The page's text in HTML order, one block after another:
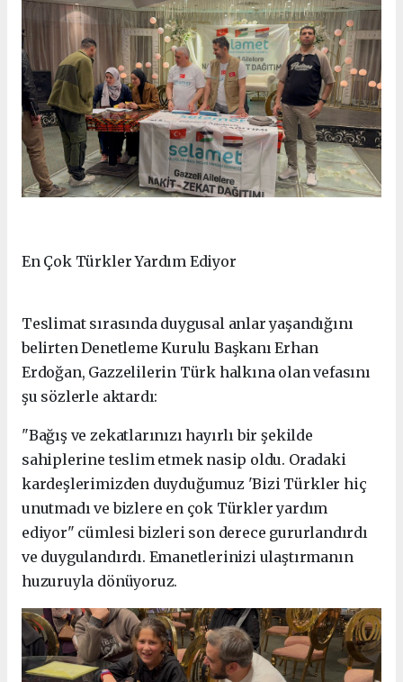
En Çok Türkler Yardım Ediyor
Teslimat sırasında duygusal anlar yaşandığını
belirten Denetleme Kurulu Başkanı Erhan
Erdoğan, Gazzelilerin Türk halkına olan vefasını
şu sözlerle aktardı:
"Bağış ve zekatlarınızı hayırlı bir şekilde
sahiplerine teslim etmek nasip oldu. Oradaki
kardeşlerimizden duyduğumuz 'Bizi Türkler hiç
unutmadı ve bizlere en çok Türkler yardım
ediyor" cümlesi bizleri son derece gururlandırdı
ve duygulandırdı. Emanetlerinizi ulaştırmanın
huzuruyla dönüyoruz.